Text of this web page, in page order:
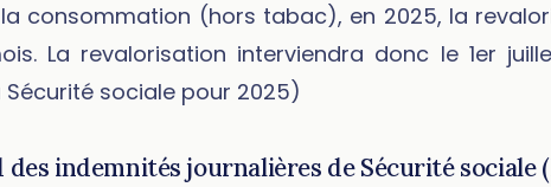
la consommation (hors tabac), en 2025, la
La revalorisation interviendra donc le 1er
sociale pour 2025)
des indemnités journalières de Sécurité sociale